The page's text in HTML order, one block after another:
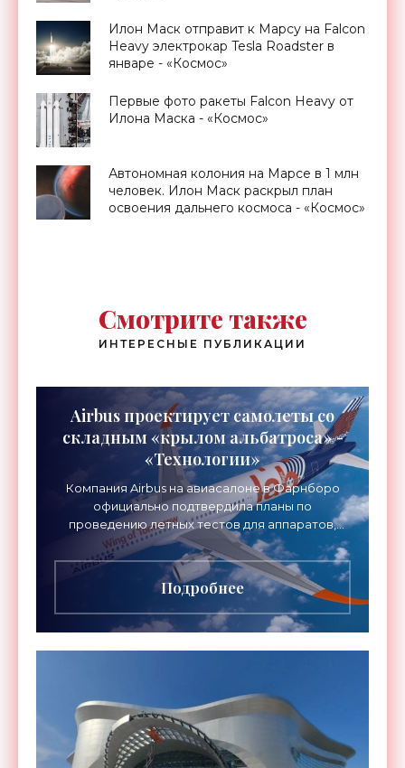
Илон Маск отправит к Марсу на Falcon
Heavy электрокар Tesla Roadster в
январе - «Космос»
Первые фото ракеты Falcon Heavy от
Илона Маска - «Космос»
Автономная колония на Марсе в 1 млн
человек. Илон Маск раскрыл план
освоения дальнего космоса - «Космос»
Смотрите также
ИНТЕРЕСНЫЕ ПУБЛИКАЦИИ
Airbus проектирует самолеты со
складным «крылом альбатроса» -
«Технологии»
Компания Airbus на авиасалоне в Фарнборо
официально подтвердила планы по
проведению летных тестов для аппаратов,
созданных в рамках нового проекта «Крыло
будущего». Цель разработки
Подробнее